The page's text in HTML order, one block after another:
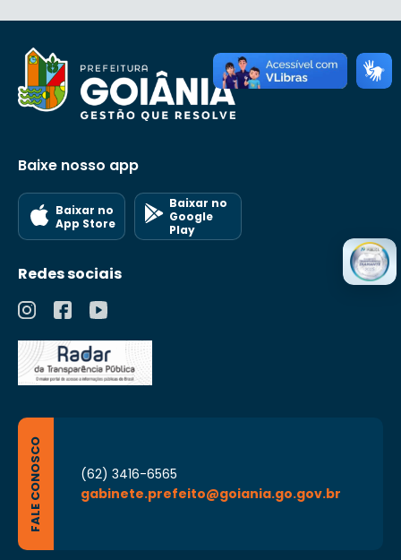
Baixe nosso app
Baixar no
App Store
Baixar no
Google
Play
Redes sociais
FALE CONOSCO
(62) 3416-6565
gabinete.prefeito@goiania.go.gov.br